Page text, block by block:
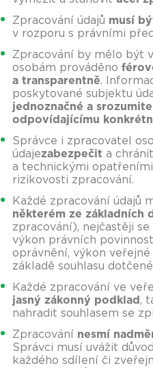
Zpracování údajů musí
v rozporu s právními
Zpracování by mělo být
osobám prováděno
a transparentně.
poskytované subjektu
jednoznačné a
odpovídajícímu
Správce i zpracovatel
údajezabezpečit a
a technickými
rizikovosti zpracování.
Každé zpracování údajů
některém ze základních
zpracování), nejčastěji
výkon právních
oprávnění, výkon
základě souhlasu
Každé zpracování ve
jasný zákonný podklad,
nahradit souhlasem se
Zpracování nesmí
Správci musí uvážit
každého sdílení či